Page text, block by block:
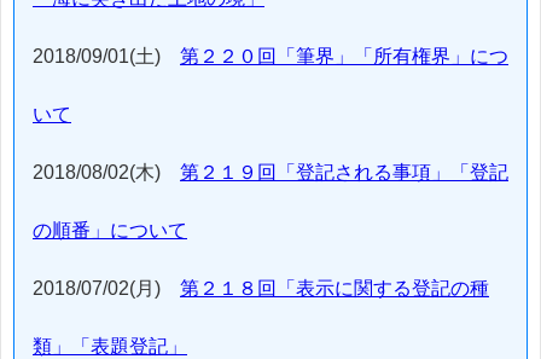
2018/09/01(土) 第２２０回「筆界」「所有権界」につ
いて
2018/08/02(木) 第２１９回「登記される事項」「登記
の順番」について
2018/07/02(月) 第２１８回「表示に関する登記の種
類」「表題登記」